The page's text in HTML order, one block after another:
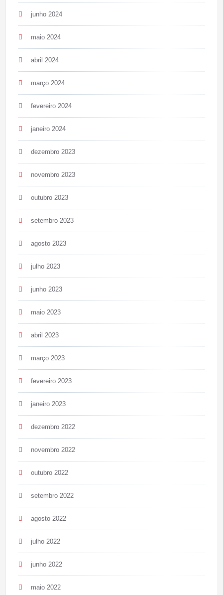
junho 2024
maio 2024
abril 2024
março 2024
fevereiro 2024
janeiro 2024
dezembro 2023
novembro 2023
outubro 2023
setembro 2023
agosto 2023
julho 2023
junho 2023
maio 2023
abril 2023
março 2023
fevereiro 2023
janeiro 2023
dezembro 2022
novembro 2022
outubro 2022
setembro 2022
agosto 2022
julho 2022
junho 2022
maio 2022